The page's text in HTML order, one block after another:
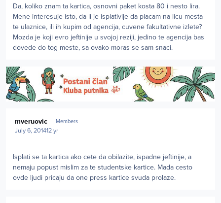
Da, koliko znam ta kartica, osnovni paket kosta 80 i nesto lira.
Mene interesuje isto, da li je isplativije da placam na licu mesta
te ulaznice, ili ih kupim od agencija, cuvene fakultativne izlete?
Mozda je koji evro jeftinije u svojoj reziji, jedino te agencija bas
dovede do tog meste, sa ovako moras se sam snaci.
mveruovic Members
July 6, 201412 yr
Isplati se ta kartica ako cete da obilazite, ispadne jeftinije, a
nemaju popust mislim za te studentske kartice. Mada cesto
ovde ljudi pricaju da one press kartice svuda prolaze.